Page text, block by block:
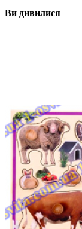
Ви дивилися